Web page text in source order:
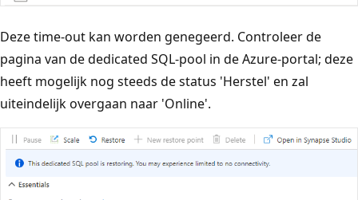
Deze time-out kan worden genegeerd. Controleer de
pagina van de dedicated SQL-pool in de Azure-portal; deze
heeft mogelijk nog steeds de status 'Herstel' en zal
uiteindelijk overgaan naar 'Online'.